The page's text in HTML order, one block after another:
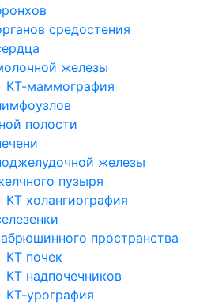
средостения
железы
КТ-маммография
полости
железы
пузыря
КТ холангиография
пространства
КТ почек
КТ надпочечников
КТ-урография